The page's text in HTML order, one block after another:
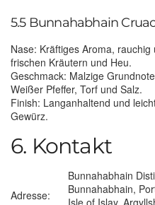
5.5 Bunnahabhain
Nase: Kräftiges Aroma,
frischen Kräutern und Heu.
Geschmack: Malzige
Weißer Pfeffer, Torf und Salz.
Finish: Langanhaltend und
Gewürz.
6. Kontakt
Adresse:
Bunnahabhain
Bunnahabhain,